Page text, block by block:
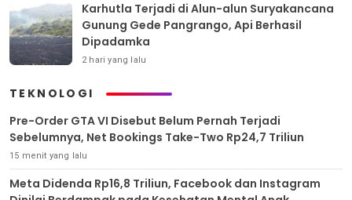
Karhutla Terjadi di Alun-alun Suryakancana
Gunung Gede Pangrango, Api Berhasil
Dipadamka
2 hari yang lalu
TEKNOLOGI
Pre-Order GTA VI Disebut Belum Pernah Terjadi
Sebelumnya, Net Bookings Take-Two Rp24,7 Triliun
15 menit yang lalu
Meta Didenda Rp16,8 Triliun, Facebook dan Instagram